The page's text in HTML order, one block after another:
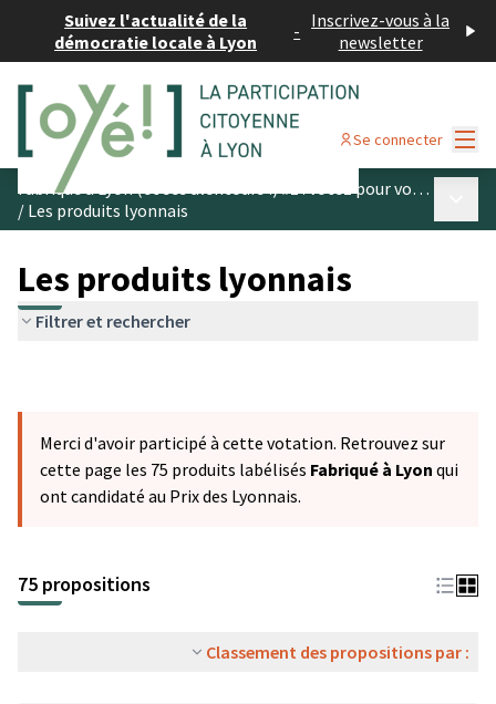
Suivez l'actualité de la
démocratie locale à Lyon
- Inscrivez-vous à la
newsletter
Se connecter
Fabriqué à Lyon (et ses alentours !) #1 : votez pour vos produits préférés
/ Les produits lyonnais
Les produits lyonnais
Filtrer et rechercher
Merci d'avoir participé à cette votation. Retrouvez sur
cette page les 75 produits labélisés Fabriqué à Lyon qui
ont candidaté au Prix des Lyonnais.
75 propositions
Classement des propositions par :